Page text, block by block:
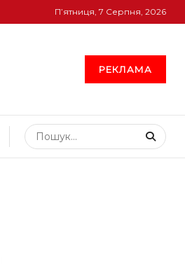
П’ятниця, 7 Серпня, 2026
РЕКЛАМА